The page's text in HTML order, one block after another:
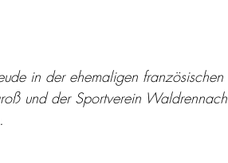
in der ehemaligen französischen
und der Sportverein Waldrennach